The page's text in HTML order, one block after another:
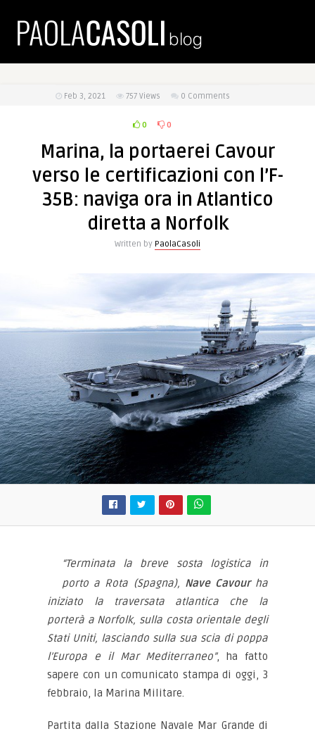
Feb 3, 2021 757 Views 0 Comments
0 0
Marina, la portaerei Cavour
verso le certificazioni con l’F-
35B: naviga ora in Atlantico
diretta a Norfolk
Written by PaolaCasoli
“Terminata la breve sosta logistica in
porto a Rota (Spagna), Nave Cavourha
iniziato la traversata atlantica che la
porterà a Norfolk, sulla costa orientale degli
Stati Uniti, lasciando sulla sua scia di poppa
l’Europa e il Mar Mediterraneo”, ha fatto
sapere con un comunicato stampa di oggi, 3
febbraio, la Marina Militare.
Partita dalla Stazione Navale Mar Grande di